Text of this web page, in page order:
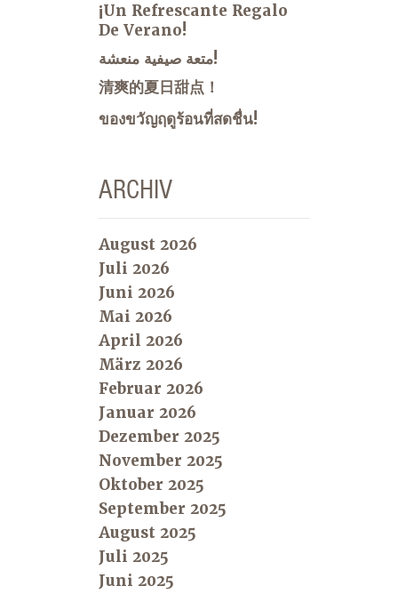
¡Un Refrescante Regalo
De Verano!
متعة صيفية منعشة!
清爽的夏日甜点！
ของขวัญฤดูร้อนที่สดชื่น!
ARCHIV
August 2026
Juli 2026
Juni 2026
Mai 2026
April 2026
März 2026
Februar 2026
Januar 2026
Dezember 2025
November 2025
Oktober 2025
September 2025
August 2025
Juli 2025
Juni 2025